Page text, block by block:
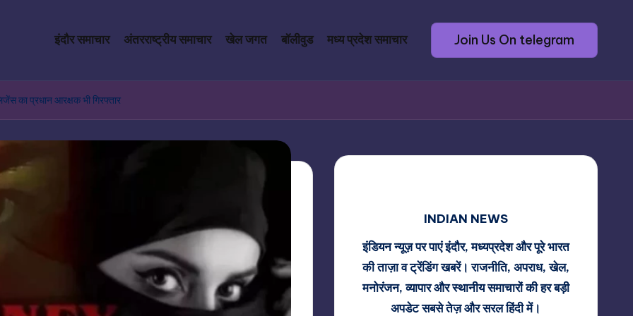
इंदौर समाचार अंतरराष्ट्रीय समाचार खेल जगत बॉलीवुड मध्य प्रदेश समाचार Join Us On telegram
का प्रधान आरक्षक भी गिरफ्तार
INDIAN NEWS
इंडियन न्यूज़ पर पाएं इंदौर, मध्यप्रदेश और पूरे भारत
की ताज़ा व ट्रेंडिंग खबरें। राजनीति, अपराध, खेल,
मनोरंजन, व्यापार और स्थानीय समाचारों की हर बड़ी
अपडेट सबसे तेज़ और सरल हिंदी में।